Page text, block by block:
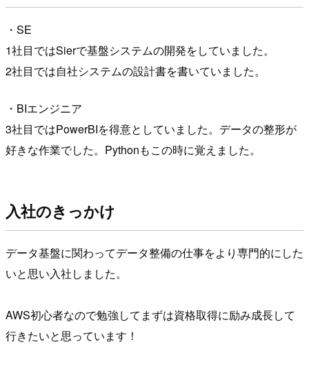
・SE
1社目ではSierで基盤システムの開発をしていました。
2社目では自社システムの設計書を書いていました。
・BIエンジニア
3社目ではPowerBIを得意としていました。データの整形が
好きな作業でした。Pythonもこの時に覚えました。
入社のきっかけ
データ基盤に関わってデータ整備の仕事をより専門的にした
いと思い入社しました。
AWS初心者なので勉強してまずは資格取得に励み成長して
行きたいと思っています！